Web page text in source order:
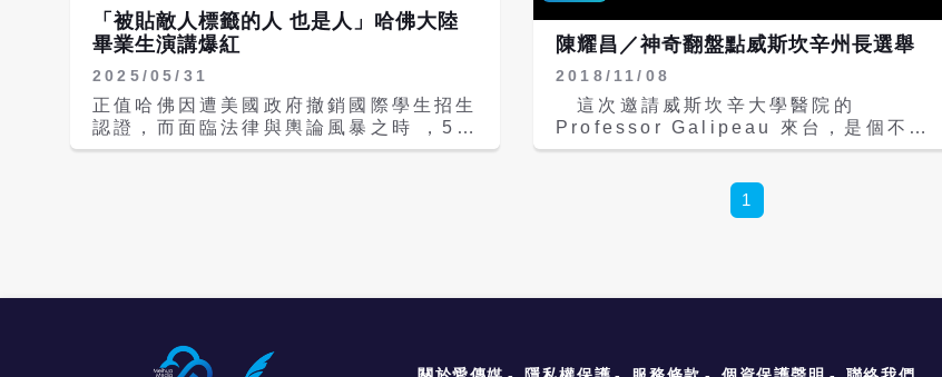
演講內容未能引起在場學生熱烈回應。面
對台下反應冷淡，張小龍隨後語氣轉趨激
烈，批評學生缺乏對新事物及財富創造的
敏感度，甚至表示：「你們找不到工作是
應該的，社會不應該給你們工作。」 他
還指稱學生除了準備公職考試外「沒有其
講中談及個人投資績效的內容，也成為外
稿，張小龍表示自己在2026年5月期
間，運用多種AI模型研究人工智慧產業
但黃仁勳去任何國家都會見國家領導人，
去日本見高市早苗、去韓國見李在明、去
美國見川普、去中國大陸見到習近平，但
他從賴清德上任至今來台5次，沒有一次
見台灣官員，不跟賴清德、卓榮泰站一
就是台獨代名詞，但2023年5月30日黃
仁勳來台參加台北國際電腦展
fantastic president（她是一位非常棒
吹股市大漲。他接著稱，黃仁勳最喜歡的
「被貼敵人標籤的人 也是人」哈佛大陸
畢業生演講爆紅
2025/05/31
正值哈佛因遭美國政府撤銷國際學生招生
認證，而面臨法律與輿論風暴之時 ，5月
29日，來自大陸青島的江玉蓉（音譯）
貼上『敵人』標籤的人，他們也是人。看
到他們的人性，我們也就找到了自己的人
陳耀昌／神奇翻盤點威斯坎辛州長選舉
2018/11/08
這次邀請威斯坎辛大學醫院的
Professor Galipeau 來台，是個不尋
常的寶貴經驗。\r\n 他是ISCT 國際細
（MSC Committee ）的負責人。我每
年聽他的演講，都很有啟發性。今年邀請
人，近30歲才去美國展開學街生涯。於
1